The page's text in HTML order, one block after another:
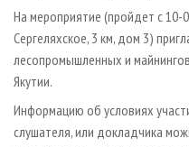
БИОЭНЕРГЕТИКА
ЦБП
ИНСТРУМЕНТ И
RUSSIAN FORESTRY
ГАЗЕТА ЛЕСПРОМФОРУМ
БИБЛИОТЕКА
На мероприятие (пройдет с 10-
Сергеляхское, 3 км, дом 3)
лесопромышленных и
Якутии.
Информацию об условиях
слушателя, или докладчика